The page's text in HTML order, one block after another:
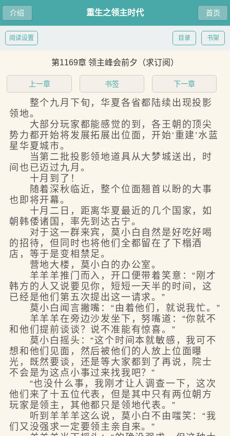
介绍 首页
重生之领主时代
书架
目录
阅读设置
第1169章 领主峰会前夕（求订阅）
上一章 书签 下一章
整个九月下旬，华夏各省都陆续出现投影
领地。
大部分玩家都能感觉的到，各王朝的顶尖
势力都开始将发展拓展出位面，开始‘重建’水蓝
星华夏城市。
当第二批投影领地道具从大梦城送出，时
间也已迈过九月。
十月到了！
随着深秋临近，整个位面翘首以盼的大事
也即将开幕。
十月二日，距离华夏最近的几个国家，如
朝韩倭诸国，率先到达古宁。
对于这一群来宾，莫小白自然是好吃好喝
的招待，但同时也将他们全都留在了下榻酒
店，等于是变相禁足。
营地大楼，莫小白的办公室。
羊羊羊推门而入，开口便带着笑意：“刚才
韩方的人又说要见你，短短一天半的时间，这
已经是他们第五次提出这一请求。”
莫小白闻言撇嘴：“由着他们，就说我忙。”
羊羊羊在旁边沙发坐下，努嘴道：“你就不
和他们提前谈谈？说不准能有惊喜。”
莫小白摇头：“这个时间本就敏感，我可不
想和他们见面，然后被他们的人放上位面曝
光，既然要谈，还是等大家都到了再说，院士
不会是为这点小事过来找我吧？”
“也没什么事，我刚才让人调查一下，这次
他们来了十五位代表，但是其中只有两位朝方
玩家是领主，其他都只是领地代表。”
听到羊羊羊这么说，莫小白不由嗤笑：“我
们又没强求一定要领主亲自来。”